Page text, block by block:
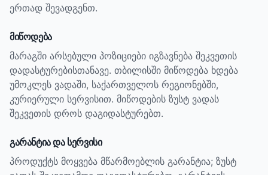
ერთად შევადგენთ.
მიწოდება
მარაგში არსებული პოზიციები იგზავნება შეკვეთის
დადასტურებისთანავე. თბილისში მიწოდება ხდება
უმოკლეს ვადაში, საქართველოს რეგიონებში,
კურიერული სერვისით. მიწოდების ზუსტ ვადას
შეკვეთის დროს დაგიდასტურებთ.
გარანტია და სერვისი
პროდუქტს მოყვება მწარმოებლის გარანტია; ზუსტ